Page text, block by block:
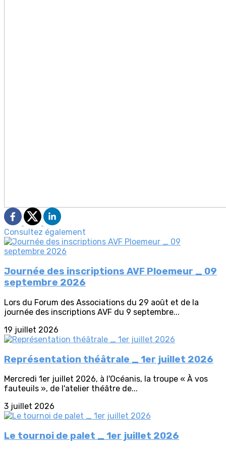
Consultez également
Journée des inscriptions AVF Ploemeur _ 09
septembre 2026
Lors du Forum des Associations du 29 août et de la
journée des inscriptions AVF du 9 septembre...
19 juillet 2026
Représentation théâtrale _ 1er juillet 2026
Mercredi 1er juillet 2026, à l'Océanis, la troupe « À vos
fauteuils », de l'atelier théâtre de...
3 juillet 2026
Le tournoi de palet _ 1er juillet 2026